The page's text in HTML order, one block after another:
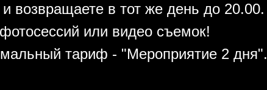
возвращаете в тот же день до 20.00.
или видео съемок!
тариф - "Мероприятие 2 дня".